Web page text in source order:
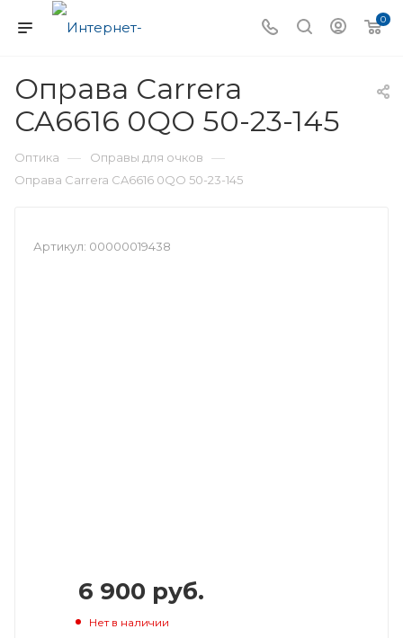
0
Оправа Carrera
CA6616 0QO 50-23-145
Оптика — Оправы для очков —
Оправа Carrera CA6616 0QO 50-23-145
Артикул: 00000019438
6 900 руб.
Нет в наличии